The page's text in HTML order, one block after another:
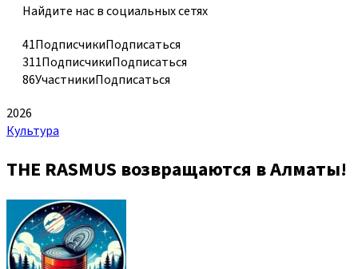
Найдите нас в социальных сетях
41ПодписчикиПодписаться
311ПодписчикиПодписаться
86УчастникиПодписаться
2026
Культура
THE RASMUS возвращаются в Алматы!